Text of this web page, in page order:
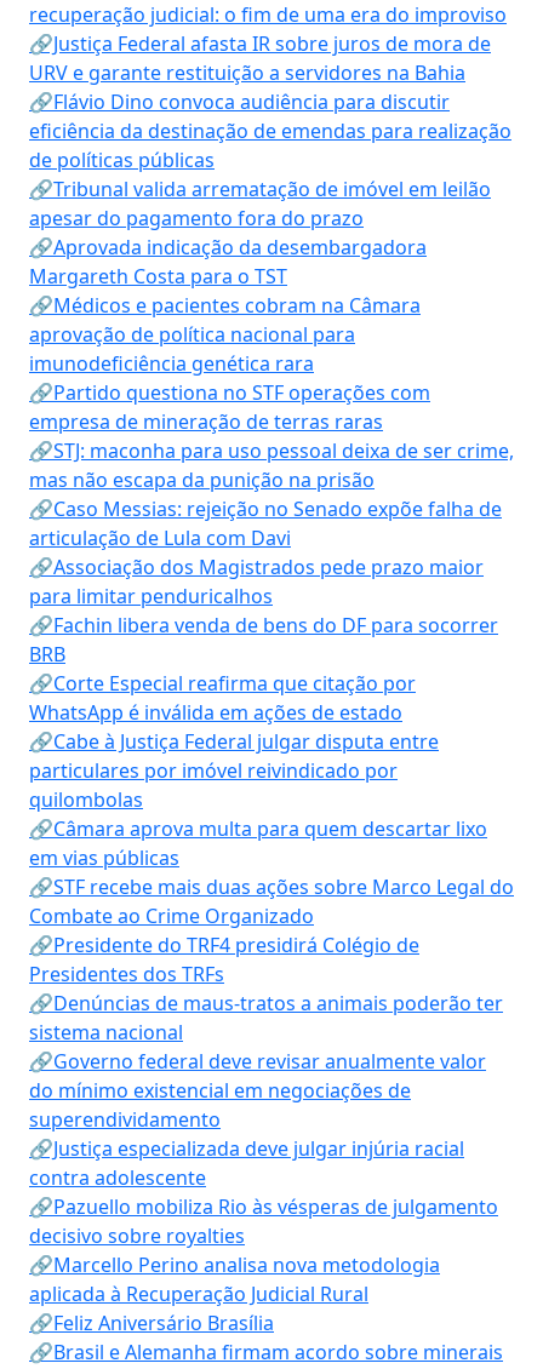
recuperação judicial: o fim de uma era do improviso
🔗Justiça Federal afasta IR sobre juros de mora de
URV e garante restituição a servidores na Bahia
🔗Flávio Dino convoca audiência para discutir
eficiência da destinação de emendas para realização
de políticas públicas
🔗Tribunal valida arrematação de imóvel em leilão
apesar do pagamento fora do prazo
🔗Aprovada indicação da desembargadora
Margareth Costa para o TST
🔗Médicos e pacientes cobram na Câmara
aprovação de política nacional para
imunodeficiência genética rara
🔗Partido questiona no STF operações com
empresa de mineração de terras raras
🔗STJ: maconha para uso pessoal deixa de ser crime,
mas não escapa da punição na prisão
🔗Caso Messias: rejeição no Senado expõe falha de
articulação de Lula com Davi
🔗Associação dos Magistrados pede prazo maior
para limitar penduricalhos
🔗Fachin libera venda de bens do DF para socorrer
BRB
🔗Corte Especial reafirma que citação por
WhatsApp é inválida em ações de estado
🔗Cabe à Justiça Federal julgar disputa entre
particulares por imóvel reivindicado por
quilombolas
🔗Câmara aprova multa para quem descartar lixo
em vias públicas
🔗STF recebe mais duas ações sobre Marco Legal do
Combate ao Crime Organizado
🔗Presidente do TRF4 presidirá Colégio de
Presidentes dos TRFs
🔗Denúncias de maus-tratos a animais poderão ter
sistema nacional
🔗Governo federal deve revisar anualmente valor
do mínimo existencial em negociações de
superendividamento
🔗Justiça especializada deve julgar injúria racial
contra adolescente
🔗Pazuello mobiliza Rio às vésperas de julgamento
decisivo sobre royalties
🔗Marcello Perino analisa nova metodologia
aplicada à Recuperação Judicial Rural
🔗Feliz Aniversário Brasília
🔗Brasil e Alemanha firmam acordo sobre minerais